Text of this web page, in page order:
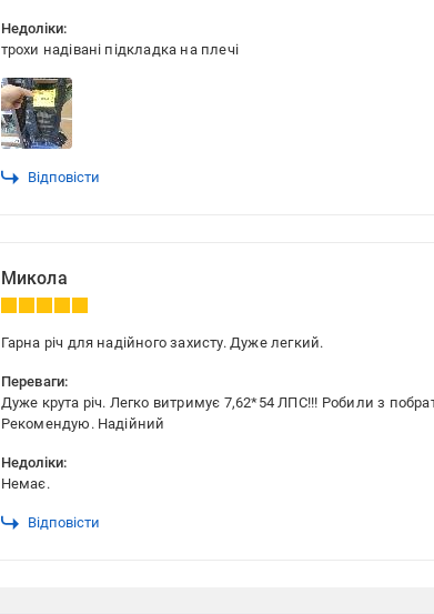
Недоліки:
трохи надівані підкладка на плечі
Відповісти
Микола
Гарна річ для надійного захисту. Дуже легкий.
Переваги:
Дуже крута річ. Легко витримує 7,62*54 ЛПС!!! Робили з
Рекомендую. Надійний
Недоліки:
Немає.
Відповісти